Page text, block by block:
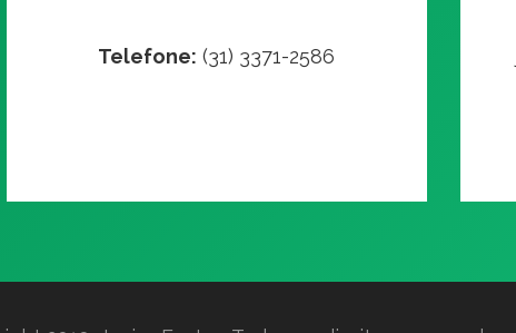
Telefone: (31) 3371-2586